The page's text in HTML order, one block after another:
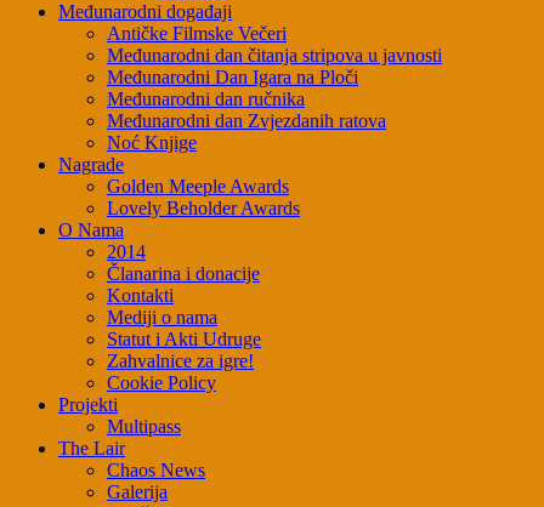
Međunarodni događaji
Antičke Filmske Večeri
Međunarodni dan čitanja stripova u javnosti
Međunarodni Dan Igara na Ploči
Međunarodni dan ručnika
Međunarodni dan Zvjezdanih ratova
Noć Knjige
Nagrade
Golden Meeple Awards
Lovely Beholder Awards
O Nama
2014
Članarina i donacije
Kontakti
Mediji o nama
Statut i Akti Udruge
Zahvalnice za igre!
Cookie Policy
Projekti
Multipass
The Lair
Chaos News
Galerija